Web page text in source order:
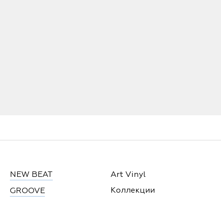
NEW BEAT
GROOVE
Art Vinyl
Коллекции